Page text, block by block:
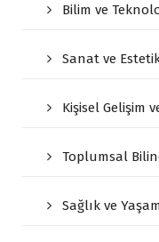
Bilim ve
Sanat ve
Kişisel Gelişim
Toplumsal
Sağlık ve